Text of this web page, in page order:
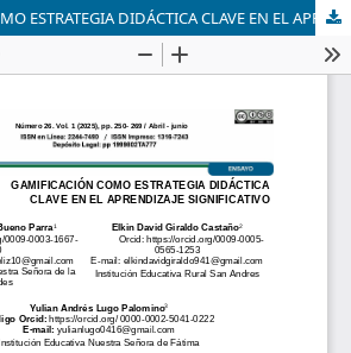
GAMIFICACIÓN COMO ESTRATEGIA DIDÁCTICA CLAVE EN EL APRENDIZAJE SIGNIFICATIVO